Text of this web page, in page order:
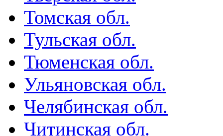
Томская обл.
Тульская обл.
Тюменская обл.
Ульяновская обл.
Челябинская обл.
Читинская обл.